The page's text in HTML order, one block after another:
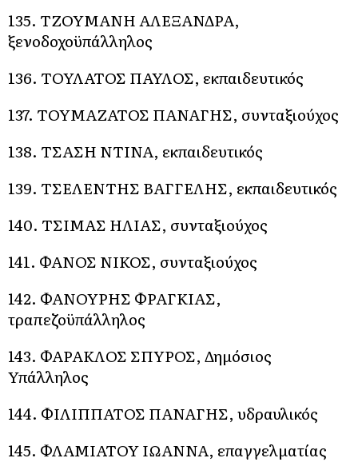
135. ΤΖΟΥΜΑΝΗ ΑΛΕΞΑΝΔΡΑ,
ξενοδοχοϋπάλληλος
136. ΤΟΥΛΑΤΟΣ ΠΑΥΛΟΣ, εκπαιδευτικός
137. ΤΟΥΜΑΖΑΤΟΣ ΠΑΝΑΓΗΣ, συνταξιούχος
138. ΤΣΑΣΗ ΝΤΙΝΑ, εκπαιδευτικός
139. ΤΣΕΛΕΝΤΗΣ ΒΑΓΓΕΛΗΣ, εκπαιδευτικός
140. ΤΣΙΜΑΣ ΗΛΙΑΣ, συνταξιούχος
141. ΦΑΝΟΣ ΝΙΚΟΣ, συνταξιούχος
142. ΦΑΝΟΥΡΗΣ ΦΡΑΓΚΙΑΣ,
τραπεζοϋπάλληλος
143. ΦΑΡΑΚΛΟΣ ΣΠΥΡΟΣ, Δημόσιος
Υπάλληλος
144. ΦΙΛΙΠΠΑΤΟΣ ΠΑΝΑΓΗΣ, υδραυλικός
145. ΦΛΑΜΙΑΤΟΥ ΙΩΑΝΝΑ, επαγγελματίας